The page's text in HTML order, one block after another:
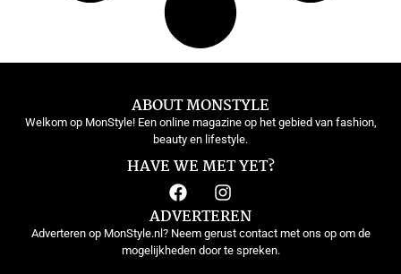
ABOUT MONSTYLE
Welkom op MonStyle! Een online magazine op het gebied van fashion,
beauty en lifestyle.
HAVE WE MET YET?
ADVERTEREN
Adverteren op MonStyle.nl? Neem gerust contact met ons op om de
mogelijkheden door te spreken.